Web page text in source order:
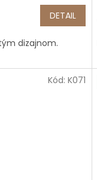
DETAIL
dizajnom.
Kód:K071